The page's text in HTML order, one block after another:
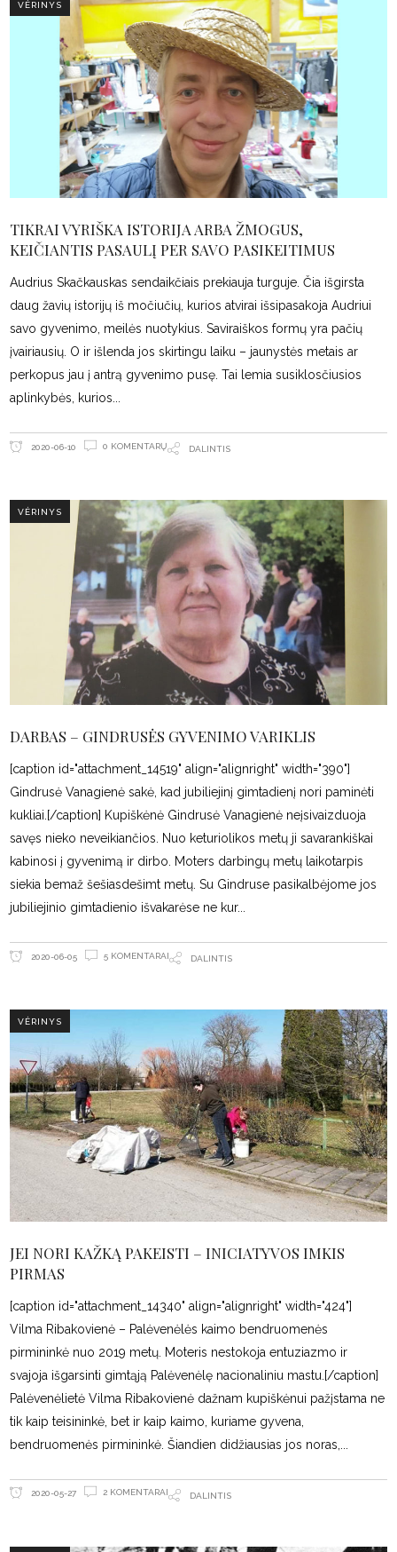
VĖRINYS
TIKRAI VYRIŠKA ISTORIJA ARBA ŽMOGUS,
KEIČIANTIS PASAULĮ PER SAVO PASIKEITIMUS
Audrius Skačkauskas sendaikčiais prekiauja turguje. Čia išgirsta
daug žavių istorijų iš močiučių, kurios atvirai išsipasakoja Audriui
savo gyvenimo, meilės nuotykius. Saviraiškos formų yra pačių
įvairiausių. O ir išlenda jos skirtingu laiku – jaunystės metais ar
perkopus jau į antrą gyvenimo pusę. Tai lemia susiklosčiusios
aplinkybės, kurios
2020-06-10 0 KOMENTARŲ DALINTIS
VĖRINYS
DARBAS – GINDRUSĖS GYVENIMO VARIKLIS
[caption id="attachment_14519" align="alignright" width="390"]
Gindrusė Vanagienė sakė, kad jubiliejinį gimtadienį nori paminėti
kukliai.[/caption] Kupiškėnė Gindrusė Vanagienė neįsivaizduoja
savęs nieko neveikiančios. Nuo keturiolikos metų ji savarankiškai
kabinosi į gyvenimą ir dirbo. Moters darbingų metų laikotarpis
siekia bemaž šešiasdešimt metų. Su Gindruse pasikalbėjome jos
jubiliejinio gimtadienio išvakarėse ne kur
2020-06-05 5 KOMENTARAI DALINTIS
VĖRINYS
JEI NORI KAŽKĄ PAKEISTI – INICIATYVOS IMKIS
PIRMAS
[caption id="attachment_14340" align="alignright" width="424"]
Vilma Ribakovienė – Palėvenėlės kaimo bendruomenės
pirmininkė nuo 2019 metų. Moteris nestokoja entuziazmo ir
svajoja išgarsinti gimtąją Palėvenėlę nacionaliniu mastu.[/caption]
Palėvenėlietė Vilma Ribakovienė dažnam kupiškėnui pažįstama ne
tik kaip teisininkė, bet ir kaip kaimo, kuriame gyvena,
bendruomenės pirmininkė. Šiandien didžiausias jos noras,
2020-05-27 2 KOMENTARAI DALINTIS